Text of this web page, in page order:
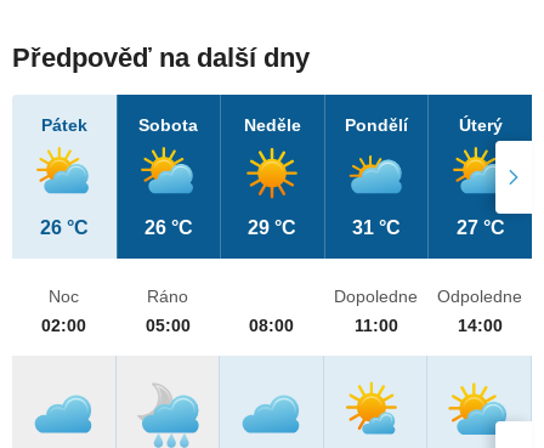
Předpověď na další dny
Pátek
26 °C
Sobota
26 °C
Neděle
29 °C
Pondělí
31 °C
Úterý
27 °C
Noc
02:00
Ráno
05:00
08:00
Dopoledne
11:00
Odpoledne
14:00